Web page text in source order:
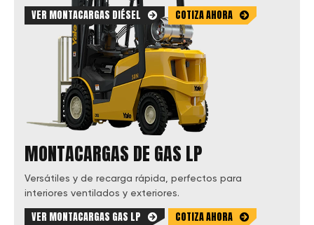
VER MONTACARGAS DIÉSEL COTIZA AHORA
MONTACARGAS DE GAS LP
Versátiles y de recarga rápida, perfectos para
interiores ventilados y exteriores.
VER MONTACARGAS GAS LP COTIZA AHORA